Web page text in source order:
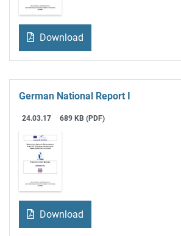
Download
German National Report I
24.03.17 689 KB (PDF)
Download